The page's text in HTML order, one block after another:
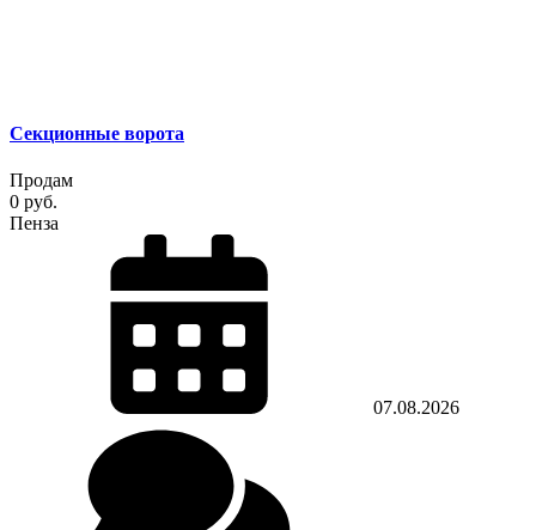
Секционные ворота
Продам
0 руб.
Пенза
07.08.2026